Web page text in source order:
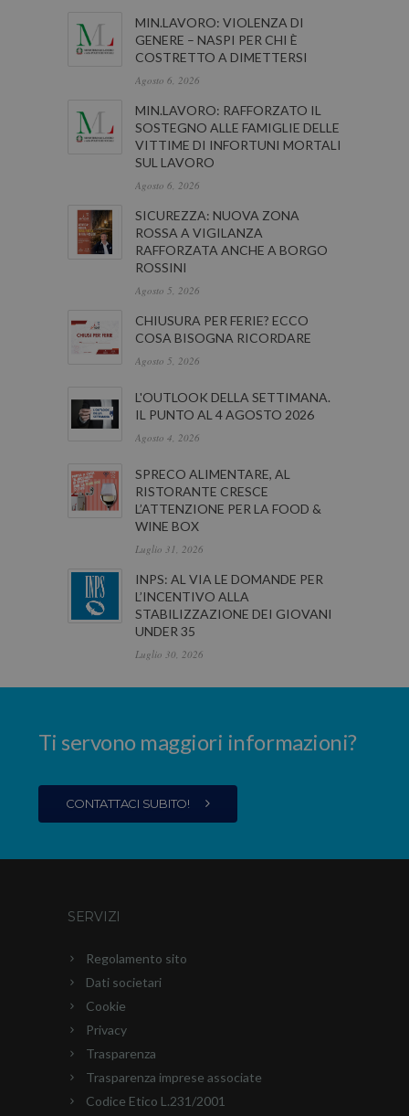
MIN.LAVORO: VIOLENZA DI
GENERE – NASPI PER CHI È
COSTRETTO A DIMETTERSI
Agosto 6, 2026
MIN.LAVORO: RAFFORZATO IL
SOSTEGNO ALLE FAMIGLIE DELLE
VITTIME DI INFORTUNI MORTALI
SUL LAVORO
Agosto 6, 2026
SICUREZZA: NUOVA ZONA
ROSSA A VIGILANZA
RAFFORZATA ANCHE A BORGO
ROSSINI
Agosto 5, 2026
CHIUSURA PER FERIE? ECCO
COSA BISOGNA RICORDARE
Agosto 5, 2026
L'OUTLOOK DELLA SETTIMANA.
IL PUNTO AL 4 AGOSTO 2026
Agosto 4, 2026
SPRECO ALIMENTARE, AL
RISTORANTE CRESCE
L’ATTENZIONE PER LA FOOD &
WINE BOX
Luglio 31, 2026
INPS: AL VIA LE DOMANDE PER
L’INCENTIVO ALLA
STABILIZZAZIONE DEI GIOVANI
UNDER 35
Luglio 30, 2026
Ti servono maggiori informazioni?
CONTATTACI SUBITO!
SERVIZI
Regolamento sito
Dati societari
Cookie
Privacy
Trasparenza
Trasparenza imprese associate
Codice Etico L.231/2001